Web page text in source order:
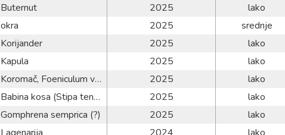
Buternut 2025 lako
okra 2025 srednje
Korijander 2025 lako
Kapula 2025 lako
Koromač, Foeniculum vulgaris 2025 lako
Babina kosa (Stipa tenuissima) 2025 lako
Gomphrena semprica (?) 2025 lako